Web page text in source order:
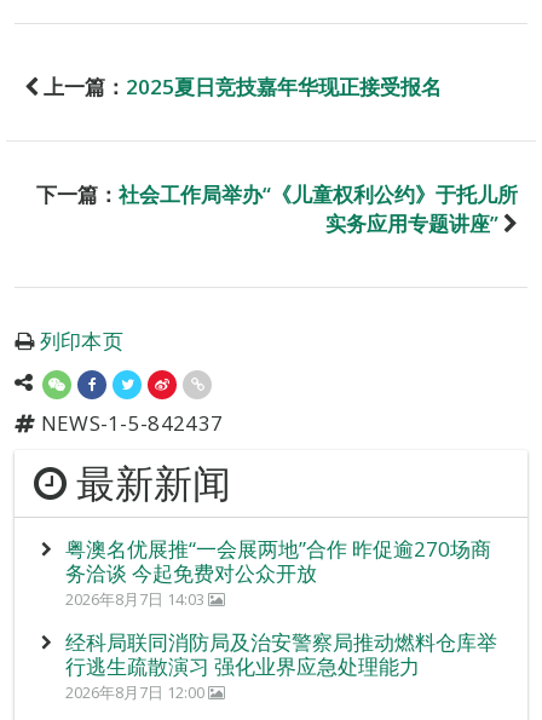
上一篇： 2025夏日竞技嘉年华现正接受报名
下一篇： 社会工作局举办“《儿童权利公约》于托儿所
实务应用专题讲座”
列印本页
NEWS-1-5-842437
最新新闻
粤澳名优展推“一会展两地”合作 昨促逾270场商
务洽谈 今起免费对公众开放
2026年8月7日 14:03
经科局联同消防局及治安警察局推动燃料仓库举
行逃生疏散演习 强化业界应急处理能力
2026年8月7日 12:00